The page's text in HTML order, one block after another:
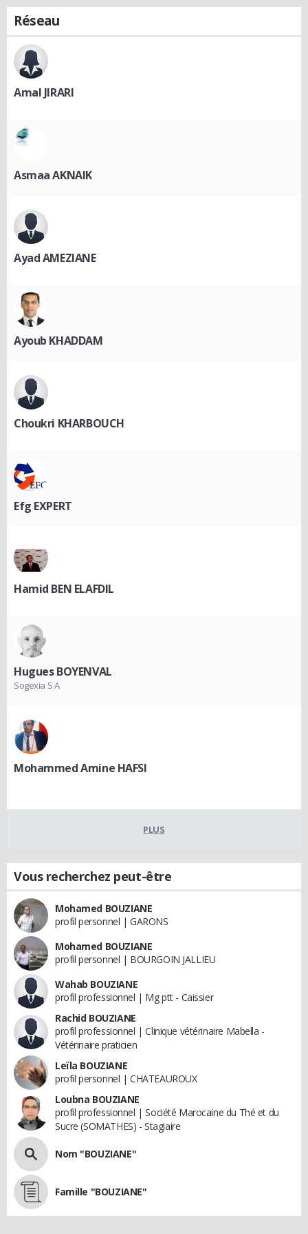
Réseau
Amal JIRARI
Asmaa AKNAIK
Ayad AMEZIANE
Ayoub KHADDAM
Choukri KHARBOUCH
Efg EXPERT
Hamid BEN ELAFDIL
Hugues BOYENVAL
Sogexia S A
Mohammed Amine HAFSI
PLUS
Vous recherchez peut-être
Mohamed BOUZIANE
profil personnel | GARONS
Mohamed BOUZIANE
profil personnel | BOURGOIN JALLIEU
Wahab BOUZIANE
profil professionnel | Mg ptt - Caissier
Rachid BOUZIANE
profil professionnel | Clinique vétérinaire Mabella -
Vétérinaire praticien
Leïla BOUZIANE
profil personnel | CHATEAUROUX
Loubna BOUZIANE
profil professionnel | Société Marocaine du Thé et du
Sucre (SOMATHES) - Stagiaire
Nom "BOUZIANE"
Famille "BOUZIANE"